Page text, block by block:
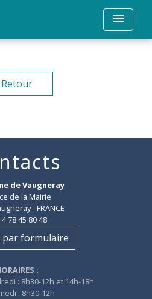
menu
Retour
de Vaugneray
de la Mairie
- FRANCE
78 45 80 48
par formulaire
:
: 8h30-12h et 14h-18h
: 8h30-12h